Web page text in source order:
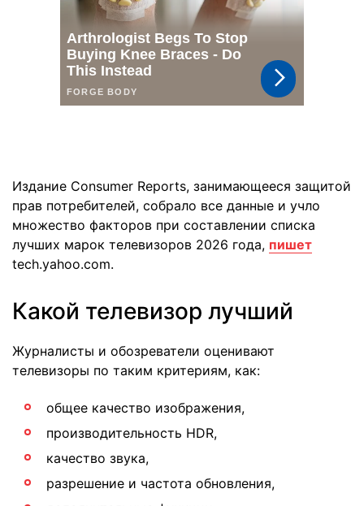
Издание Consumer Reports, занимающееся защитой
прав потребителей, собрало все данные и учло
множество факторов при составлении списка
лучших марок телевизоров 2026 года, пишет
tech.yahoo.com.
Какой телевизор лучший
Журналисты и обозреватели оценивают
телевизоры по таким критериям, как:
общее качество изображения,
производительность HDR,
качество звука,
разрешение и частота обновления,